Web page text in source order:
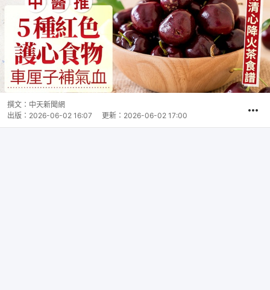
撰文： 中天新聞網
出版： 2026-06-02 16:07 更新： 2026-06-02 17:00